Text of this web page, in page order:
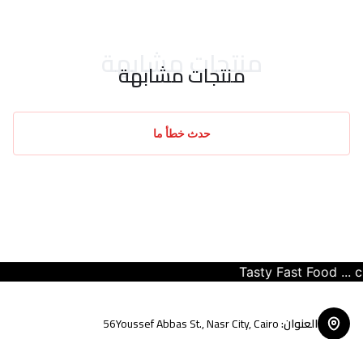
منتجات مشابهة
منتجات مشابهة
حدث خطأ ما
Tasty Fast Food ...
العنوان:
56Youssef Abbas St., Nasr City, Cairo